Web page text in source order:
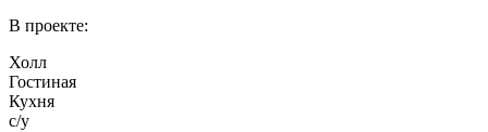
В проекте:
Холл
Гостиная
Кухня
с/у